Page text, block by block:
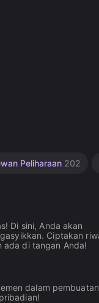
Peliharaan 202
Di sini, Anda akan
Ciptakan
ada di tangan Anda!
dalam pembuatan